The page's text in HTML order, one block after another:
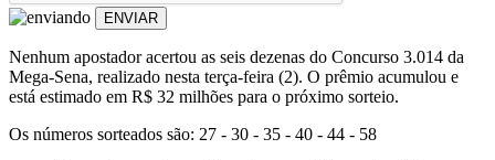
ENVIAR
Nenhum apostador acertou as seis dezenas do Concurso 3.014 da
Mega-Sena, realizado nesta terça-feira (2). O prêmio acumulou e
está estimado em R$ 32 milhões para o próximo sorteio.
Os números sorteados são: 27 - 30 - 35 - 40 - 44 - 58